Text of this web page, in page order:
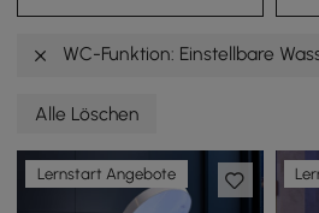
WC-Funktion: Einstellbare
Alle Löschen
Lernstart Angebote